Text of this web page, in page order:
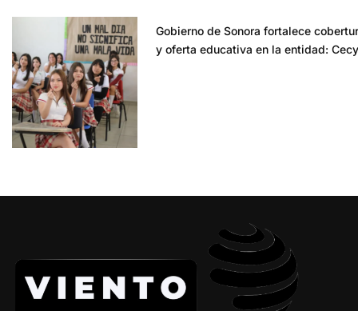
Gobierno de Sonora fortalece
y oferta educativa en la entidad: